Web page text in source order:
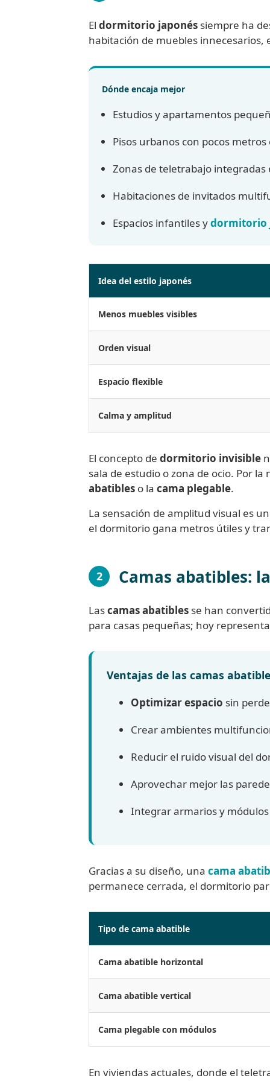
El dormitorio japonés siempre ha
habitación de muebles innecesarios,
Dónde encaja mejor
Estudios y apartamentos
Pisos urbanos con pocos
Zonas de teletrabajo integradas
Habitaciones de invitados
Espacios infantiles ydormitorio
Idea del estilo japonés
Menos muebles visibles
Orden visual
Espacio flexible
Calma y amplitud
El concepto de dormitorio invisible
sala de estudio o zona de ocio. Por
abatibles o la cama plegable.
La sensación de amplitud visual es
el dormitorio gana metros útiles y
2 Camas abatibles:
Lascamas abatibles se han
para casas pequeñas; hoy
Ventajas de las camas
Optimizar espacio sin
Crear ambientes
Reducir el ruido visual del
Aprovechar mejor las
Integrar armarios y
Gracias a su diseño, una cama
permanece cerrada, el dormitorio
Tipo de cama abatible
Cama abatible horizontal
Cama abatible vertical
Cama plegable con módulos
En viviendas actuales, donde el